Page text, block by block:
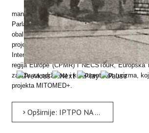
se Istra predstavila u
manifestacije,eurozastupnik Ivan Jakovčić
Parlamentu i Međunarodnu radionicu«Prema
obalnim turističkim zajednicama» organiziranu
projekta
MITOMED+ (Interreg MED).
Intermediteranska komisija (IMC) Konferencije
regija Europe (CPMR) i NECSTouR,
zalažu za održivost i konkurentnost turizma,
projekta MITOMED+.
Opširnije: IPTPO NA EUROPSKOM DANU TURIZMA I RADIONICI PROJEKTA MITOMED+ U BRISELU